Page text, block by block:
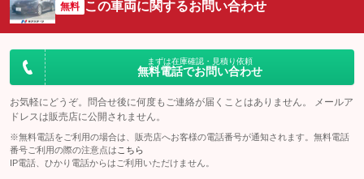
無料 この車両に関するお問い合わせ
まずは在庫確認・見積り依頼
無料電話でお問い合わせ
お気軽にどうぞ。問合せ後に何度もご連絡が届くことはありません。 メールア
ドレスは販売店に公開されません。
※無料電話をご利用の場合は、販売店へお客様の電話番号が通知されます。無料電話
番号ご利用の際の注意点は こちら
IP電話、ひかり電話からはご利用いただけません。